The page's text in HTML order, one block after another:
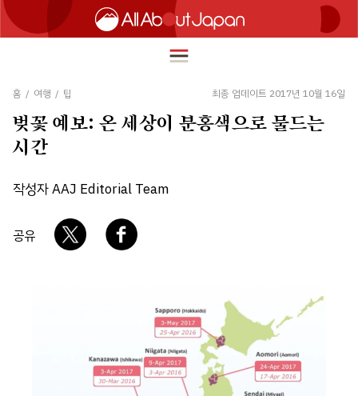
HOME
여행
푸드
즐길거리
개인정보 보호정책
홈 / 여행 / 팁 최종 업데이트 2017년 10월 16일
벚꽃 예보: 온 세상이 분홍색으로 물드는
시간
작성자 AAJ Editorial Team
공유